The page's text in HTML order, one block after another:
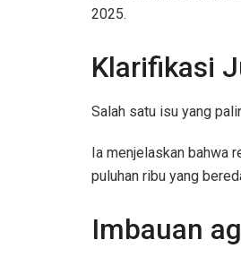
2025.
Klarifikasi
Salah satu isu yang
Ia menjelaskan bahwa
puluhan ribu yang
Imbauan